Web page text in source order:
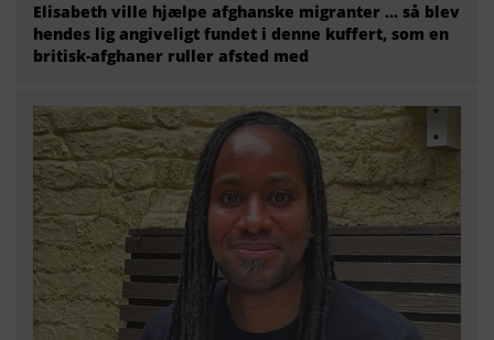
Elisabeth ville hjælpe afghanske migranter … så blev
hendes lig angiveligt fundet i denne kuffert, som en
britisk-afghaner ruller afsted med